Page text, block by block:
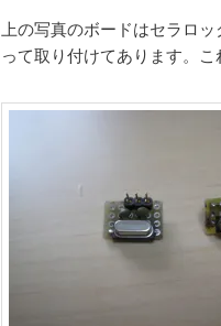
上の写真のボードはセラロ
って取り付けてあります。